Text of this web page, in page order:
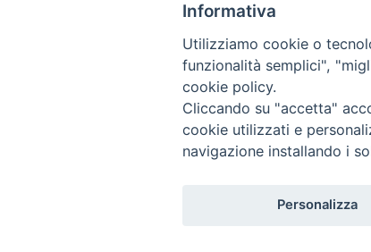
Informativa
Utilizziamo cookie o
funzionalità semplici",
cookie policy.
Cliccando su "accetta"
cookie utilizzati e
navigazione installando i
Personalizza